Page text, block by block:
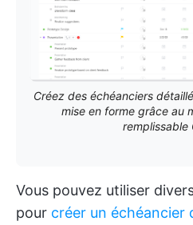
Créez des échéanciers
mise en forme grâce au
remplissable
Vous pouvez utiliser
pour créer un échéancier